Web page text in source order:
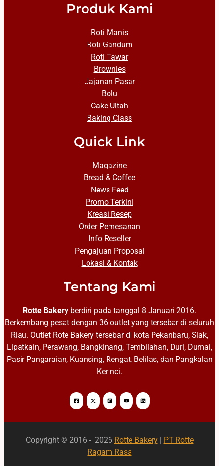
Produk Kami
Roti Manis
Roti Gandum
Roti Tawar
Brownies
Jajanan Pasar
Bolu
Cake Ultah
Baking Class
Quick Link
Magazine
Bread & Coffee
News Feed
Promo Terkini
Kreasi Resep
Order Pemesanan
Info Reseller
Pengajuan Proposal
Lokasi & Kontak
Tentang Kami
Rotte Bakery berdiri pada tanggal 8 Januari 2016.
Berkembang pesat dengan 36 outlet yang tersebar di seluruh
Riau. Outlet Rote Bakery tersebar di kota Pekanbaru, Siak,
Lipatkain, Perawang, Bangkinang, Tembilahan, Duri, Dumai,
Pasir Pangaraian, Kuansing, Rengat, Belilas, dan Pangkalan
Kerinci.
Copyright © 2016 - 2026 Rotte Bakery| PT Rotte
Ragam Rasa